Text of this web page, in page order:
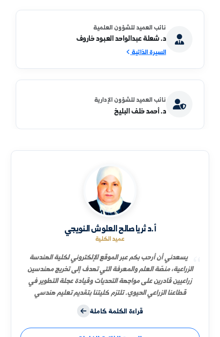
من الخريجين والباحثين القادرين على المنافسة إقليمياً
وعالمياً ومؤهلة لمسايرة حاجات سوق العمل ومساهمين في
تحقيق التنمية الزراعية المستدامة والأمن الغذائي ومركزاً
للإشعاع العلمي والتقني ليخدم القطاع الزراعي في
الجمهورية العربية السورية
د. شعلة عبدالواحد العبود خاروف
د. أحمد خلف البليخ